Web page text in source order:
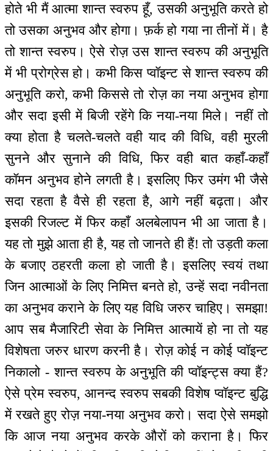
होते भी मैं आत्मा शान्त स्वरुप हूँ, उसकी अनुभूति करते हो
तो उसका अनुभव और होगा। फ़र्क हो गया ना तीनों में। है
तो शान्त स्वरुप। ऐसे रोज़ उस शान्त स्वरुप की अनुभूति
में भी प्रोग्रेस हो। कभी किस प्वॉइन्ट से शान्त स्वरुप की
अनुभूति करो, कभी किससे तो रोज़ का नया अनुभव होगा
और सदा इसी में बिजी रहेंगे कि नया-नया मिले। नहीं तो
क्या होता है चलते-चलते वही याद की विधि, वही मुरली
सुनने और सुनाने की विधि, फिर वही बात कहाँ-कहाँ
कॉमन अनुभव होने लगती है। इसलिए फिर उमंग भी जैसे
सदा रहता है वैसे ही रहता है, आगे नहीं बढ़ता। और
इसकी रिजल्ट में फिर कहाँ अलबेलापन भी आ जाता है।
यह तो मुझे आता ही है, यह तो जानते ही हैं! तो उड़ती कला
के बजाए ठहरती कला हो जाती है। इसलिए स्वयं तथा
जिन आत्माओं के लिए निमित्त बनते हो, उन्हें सदा नवीनता
का अनुभव कराने के लिए यह विधि जरुर चाहिए। समझा!
आप सब मैजारिटी सेवा के निमित्त आत्मायें हो ना तो यह
विशेषता जरुर धारण करनी है। रोज़ कोई न कोई प्वॉइन्ट
निकालो - शान्त स्वरुप के अनुभूति की प्वॉइन्ट्स क्या हैं?
ऐसे प्रेम स्वरुप, आनन्द स्वरुप सबकी विशेष प्वॉइन्ट बुद्धि
में रखते हुए रोज़ नया-नया अनुभव करो। सदा ऐसे समझो
कि आज नया अनुभव करके औरों को कराना है। फिर